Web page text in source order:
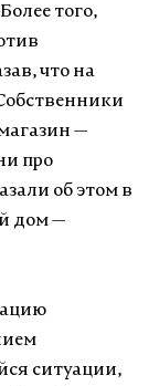
того,
что на
—
про
об этом в
дом —
ситуации,